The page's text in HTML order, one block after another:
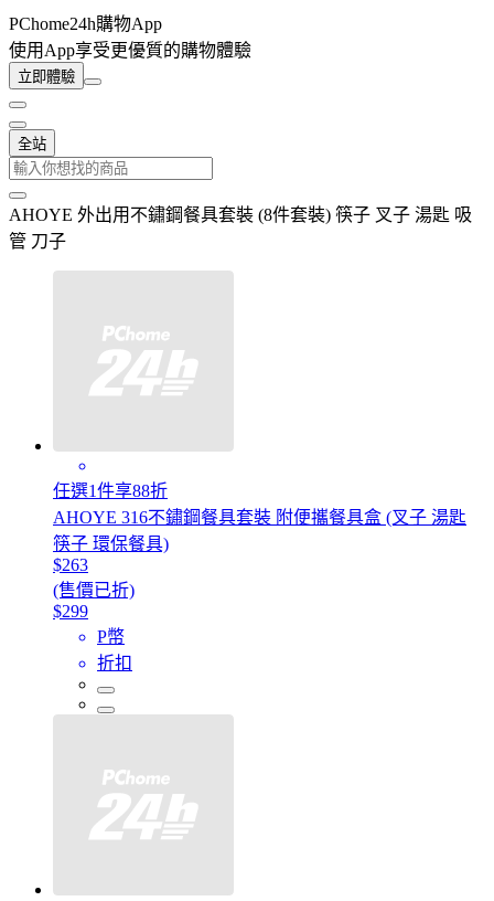
PChome24h購物App
使用App享受更優質的購物體驗
立即體驗
全站
AHOYE 外出用不鏽鋼餐具套裝 (8件套裝) 筷子 叉子 湯匙 吸
管 刀子
任選1件享88折
AHOYE 316不鏽鋼餐具套裝 附便攜餐具盒 (叉子 湯匙
筷子 環保餐具)
$263
(售價已折)
$299
P幣
折扣